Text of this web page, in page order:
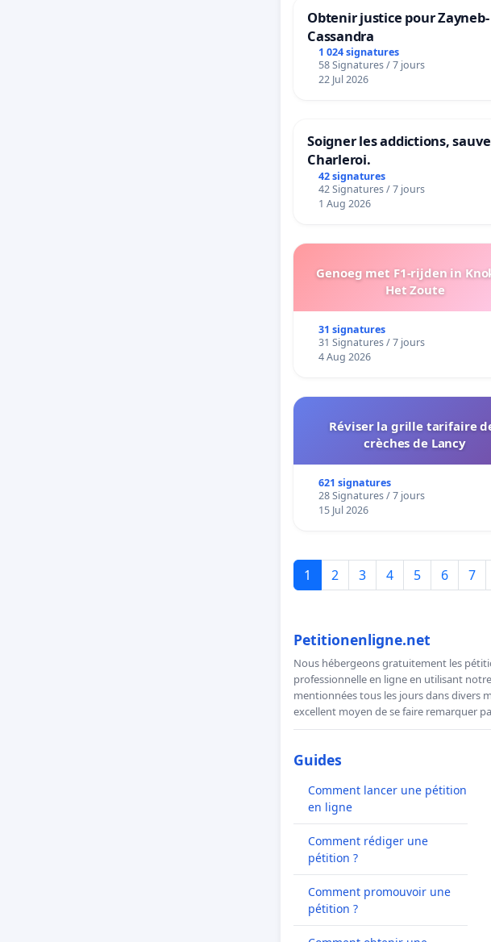
Obtenir justice pour Zayneb-
Cassandra
1 024 signatures
58 Signatures / 7 jours
22 Jul 2026
Soigner les addictions,
Charleroi.
42 signatures
42 Signatures / 7 jours
1 Aug 2026
Genoeg met F1-rijden in
Het Zoute
31 signatures
31 Signatures / 7 jours
4 Aug 2026
Réviser la grille tarifaire
crèches de Lancy
621 signatures
28 Signatures / 7 jours
15 Jul 2026
1 2 3 4 5 6 7
Petitionenligne.net
Nous hébergeons gratuitement les
professionnelle en ligne en utilisant
mentionnées tous les jours dans divers
excellent moyen de se faire remarquer
Guides
Comment lancer une pétition
en ligne
Comment rédiger une
pétition ?
Comment promouvoir une
pétition ?